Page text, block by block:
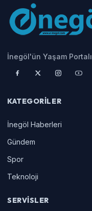
İnegöl'ün Yaşam Portalı
KATEGORILER
İnegöl Haberleri
Gündem
Spor
Teknoloji
SERVISLER